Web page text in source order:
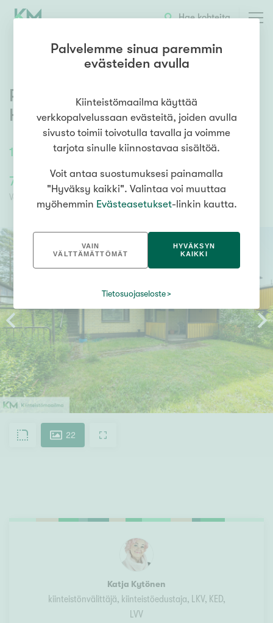
Hae kohteita
104,5 m²/104,5m² 4 h, k,kph,s, eril.wc
Rovastinpolku 4,Ruissalo
Hamina
75 000,00 €
Velaton hinta
68 244,95 €
22
Katja Kytönen
kiinteistönvälittäjä, kiinteistöedustaja, LKV, KED,
LVV
Palvelemme sinua paremmin
evästeiden avulla
Kiinteistömaailma käyttää
verkkopalvelussaan evästeitä, joiden avulla
sivusto toimii toivotulla tavalla ja voimme
tarjota sinulle kiinnostavaa sisältöä.
Voit antaa suostumuksesi painamalla
"Hyväksy kaikki". Valintaa voi muuttaa
myöhemmin Evästeasetukset-linkin kautta.
VAIN
VÄLTTÄMÄTTÖMÄT
HYVÄKSYN
KAIKKI
Tietosuojaseloste